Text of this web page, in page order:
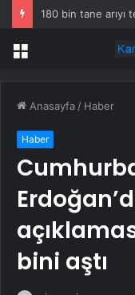
180 bin tane arıyı
Menü
Anasayfa / Haber
Haber
bini aştı